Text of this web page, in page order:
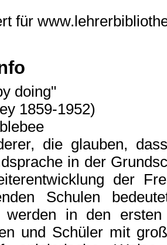
für
doing"
1859-1952)
die glauben,
in der
der
Schulen
werden in den
und Schüler mit